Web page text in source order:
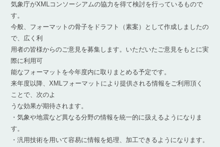
気象庁がXMLコンソーシアムの協力を得て検討を行っているもので
す。
今般、フォーマットの骨子をドラフト（素案）として作成しましたの
で、広く利
用者の皆様からのご意見を募集します。いただいたご意見をもとに実
際に利用可
能なフォーマットを今年度内に取りまとめる予定です。
来年度以降、XMLフォーマットにより提供される情報をご利用頂く
ことで、次のよ
うな効果が期待されます。
・気象や地震など異なる分野の情報を統一的に扱えるようになりま
す。
・汎用技術を用いて容易に情報を処理、加工できるようになります。